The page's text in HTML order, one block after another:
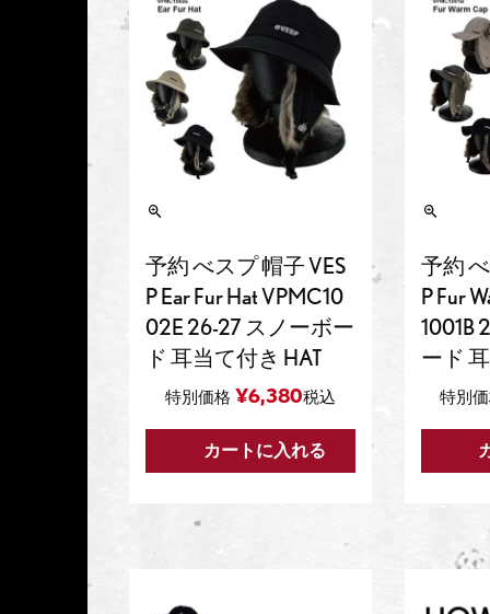
予約 べスプ 帽子 VES
P Ear Fur Hat VPMC10
02E 26-27 スノーボー
ド 耳当て付き HAT
特別価格 ¥6,380税込
カートに入れる
予約
P Fur
1001B
ード
特別